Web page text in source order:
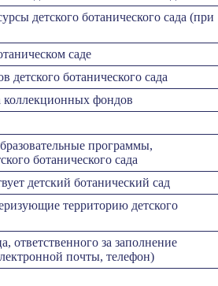
детского ботанического сада (при
саде
детского ботанического сада
коллекционных фондов
программы,
ботанического сада
детский ботанический сад
территорию детского
ответственного за заполнение
почты, телефон)